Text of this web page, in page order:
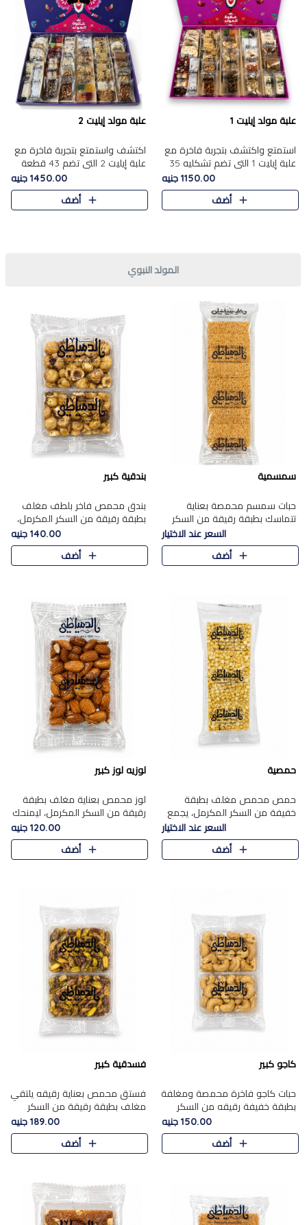
علبة مولد إيليت 1
استمتع واكتشف بتجربة فاخرة مع
علبة إيليت 1 التي تضم تشكليه 35
قطعة من أرقى حلويات المولد
المصري الأصيلة ,معروضة بشكل
جميل في علبة أنيقة ، في..
1150.00 جنيه
أضف
علبة مولد إيليت 2
اكتشف واستمتع بتجربة فاخرة مع
علبة إيليت 2 التي تضم 43 قطعة
تشكيلة من أرقى حلويات المولد
الشرقية المصرية الأصيلة ,معروضة
بشكل جميل في علبة أ..
1450.00 جنيه
أضف
المولد النبوي
سمسمية
حبات سمسم محمصة بعناية
تتماسك بطبقة رقيقة من السكر
المكرمل، لتقدم طعم السمسم
المميز وقرمشتة التي ارتبطت ببهجة
المولد عبر الأجيال.
السعر عند الاختيار
أضف
بندقية كبير
بندق محمص فاخر بلطف مغلف
بطبقة رقيقة من السكر المكرمل،
يجمع بين النكهة الغنية ناتي
والقرمشة الراقية المرضية في
حلوى شرقية أنيقه بطابع مميز.
140.00 جنيه
أضف
حمصية
حمص محمص مغلف بطبقة
خفيفة من السكر المكرمل، يجمع
بين القرمشة المميزة والطعم
الشرقي الأصيل في واحدة من أشهر
حلويات الموسم.
السعر عند الاختيار
أضف
لوزيه لوز كبير
لوز محمص بعناية مغلف بطبقة
رقيقة من السكر المكرمل، ليمنحك
قرمشة راقية ونكهة غنية تبرز
فخامة اللوز في كل قطعة.
120.00 جنيه
أضف
كاجو كبير
حبات كاجو فاخرة محمصة ومغلفة
بطبقة خفيفة رقيقه من السكر
المكرمل، تجمع بين توازن النعومة
زبدية غنية فاخرة والقرمشة
المرضية في حلوى شرقية بطاب..
150.00 جنيه
أضف
فسدقية كبير
فستق محمص بعناية رقيقه يلتقي
مغلف بطبقة رقيقة من السكر
المكرمل، ليقدم مذاقًا فاخرًا حلوي
شرقية فاخرة ونكهة غنية ناتي تميز
كل قطعة و قوام هش
189.00 جنيه
أضف